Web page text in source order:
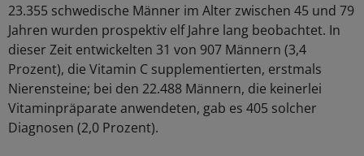
23.355 schwedische Männer im Alter zwischen 45 und 79
Jahren wurden prospektiv elf Jahre lang beobachtet. In
dieser Zeit entwickelten 31 von 907 Männern (3,4
Prozent), die Vitamin C supplementierten, erstmals
Nierensteine; bei den 22.488 Männern, die keinerlei
Vitaminpräparate anwendeten, gab es 405 solcher
Diagnosen (2,0 Prozent).